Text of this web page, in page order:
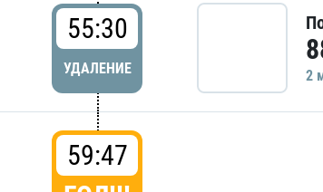
55:30
УДАЛЕНИЕ 2
59:47